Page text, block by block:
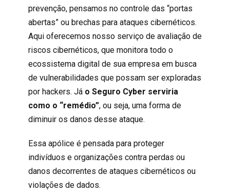
prevenção, pensamos no controle das “portas
abertas” ou brechas para ataques cibernéticos.
Aqui oferecemos nosso serviço de avaliação de
riscos cibernéticos, que monitora todo o
ecossistema digital de sua empresa em busca
de vulnerabilidades que possam ser exploradas
por hackers. Já o Seguro Cyber serviria
como o “remédio”, ou seja, uma forma de
diminuir os danos desse ataque.
Essa apólice é pensada para proteger
indivíduos e organizações contra perdas ou
danos decorrentes de ataques cibernéticos ou
violações de dados.